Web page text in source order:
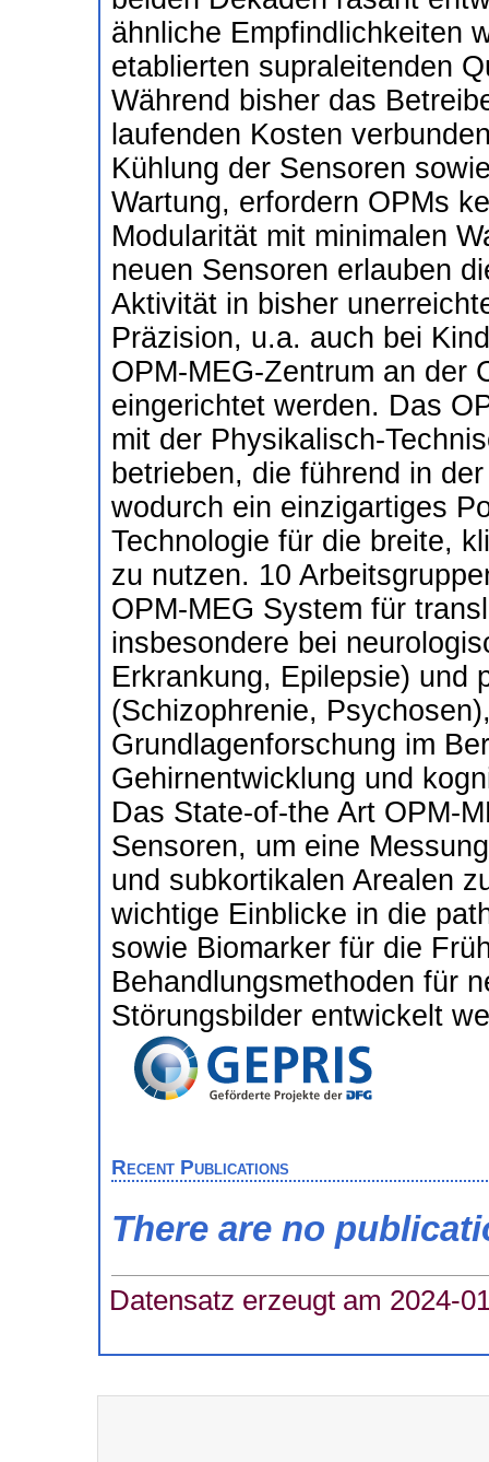
ähnliche Empfindlichkeiten
etablierten supraleitenden
Während bisher das
laufenden Kosten
Kühlung der Sensoren
Wartung, erfordern OPMs
Modularität mit minimalen
neuen Sensoren erlauben
Aktivität in bisher
Präzision, u.a. auch bei
OPM-MEG-Zentrum an der
eingerichtet werden. Das
mit der Physikalisch-
betrieben, die führend in
wodurch ein einzigartiges
Technologie für die breite,
zu nutzen. 10
OPM-MEG System für
insbesondere bei
Erkrankung, Epilepsie) und
(Schizophrenie,
Grundlagenforschung im
Gehirnentwicklung und
Das State-of-the Art OPM-
Sensoren, um eine
und subkortikalen Arealen
wichtige Einblicke in die
sowie Biomarker für die
Behandlungsmethoden für
Störungsbilder entwickelt
Recent Publications
There are no
Datensatz erzeugt am 2024-